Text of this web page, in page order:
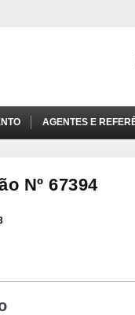
AGENTES E
Nº 67394